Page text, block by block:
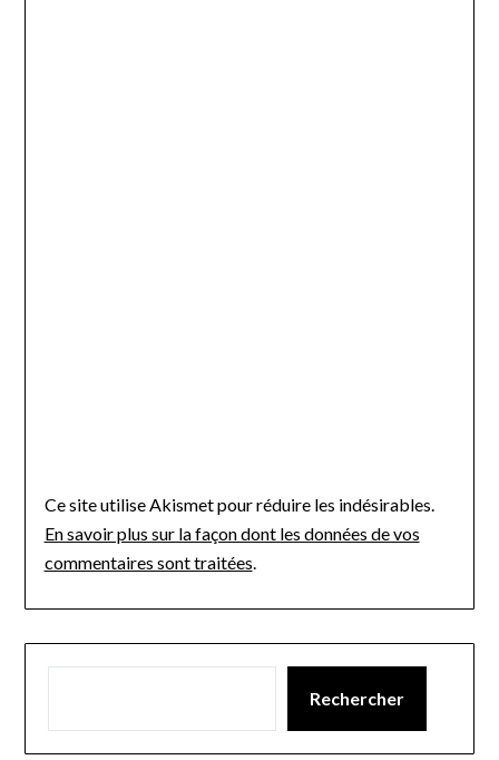
Ce site utilise Akismet pour réduire les indésirables.
En savoir plus sur la façon dont les données de vos
commentaires sont traitées.
Rechercher